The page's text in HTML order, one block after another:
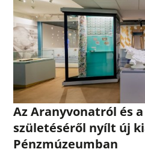
Az Aranyvonatról és
születéséről nyílt új
Pénzmúzeumban